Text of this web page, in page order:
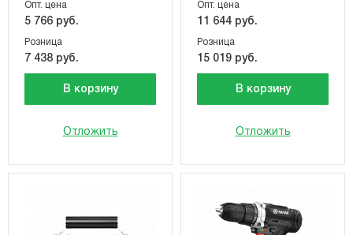
Опт. цена
5 766 руб.
В корзину
Розница
7 438 руб.
Отложить
Опт. цена
11 644 руб.
В корзину
Розница
15 019 руб.
Отложить